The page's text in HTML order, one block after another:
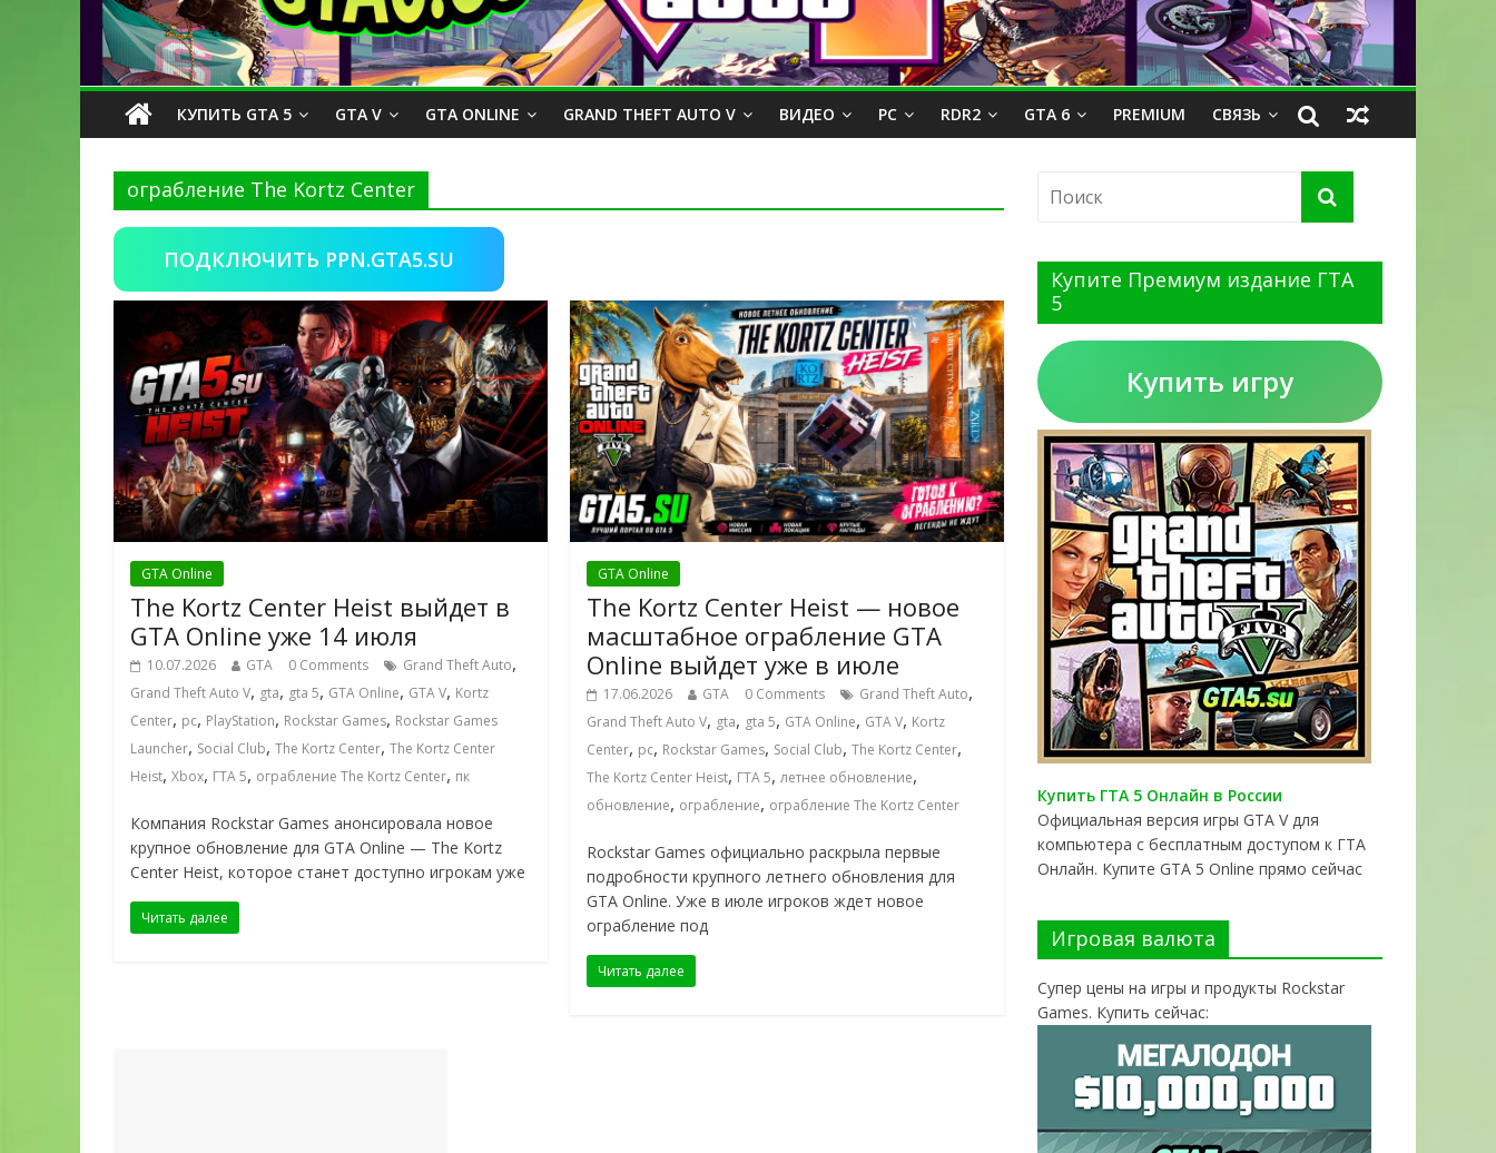
КУПИТЬ GTA 5 GTA V GTA ONLINE GRAND THEFT AUTO V ВИДЕО PC RDR2 GTA 6 PREMIUM СВЯЗЬ
ограбление The Kortz Center
ПОДКЛЮЧИТЬ PPN.GTA5.SU
GTA Online
The Kortz Center Heist выйдет в
GTA Online уже 14 июля
10.07.2026 GTA 0 Comments Grand Theft Auto,
Grand Theft Auto V, gta, gta 5, GTA Online, GTA V, Kortz
Center, pc, PlayStation, Rockstar Games, Rockstar Games
Launcher, Social Club, The Kortz Center, The Kortz Center
Heist, Xbox, ГТА 5, ограбление The Kortz Center, пк
Компания Rockstar Games анонсировала новое
крупное обновление для GTA Online — The Kortz
Center Heist, которое станет доступно игрокам уже
Читать далее
GTA Online
The Kortz Center Heist — новое
масштабное ограбление GTA
Online выйдет уже в июле
17.06.2026 GTA 0 Comments Grand Theft Auto,
Grand Theft Auto V, gta, gta 5, GTA Online, GTA V, Kortz
Center, pc, Rockstar Games, Social Club,The Kortz Center,
The Kortz Center Heist, ГТА 5,летнее обновление,
обновление, ограбление, ограбление The Kortz Center
Rockstar Games официально раскрыла первые
подробности крупного летнего обновления для
GTA Online. Уже в июле игроков ждет новое
ограбление под
Читать далее
Купите Премиум издание ГТА
5
Купить игру
Купить ГТА 5 Онлайн в России
Официальная версия игры GTA V для
компьютера с бесплатным доступом к ГТА
Онлайн. Купите GTA 5 Online прямо сейчас
Игровая валюта
Супер цены на игры и продукты Rockstar
Games. Купить сейчас: